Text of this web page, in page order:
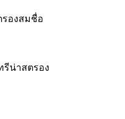
รองสมชื่อ
รีน่าสตรอง